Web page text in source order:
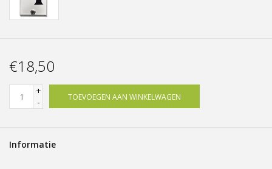
kleuren en lettertypes
€18,50
+
-
TOEVOEGEN AAN WINKELWAGEN
Informatie